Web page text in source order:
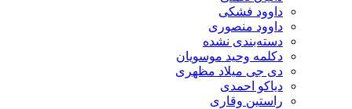
داوود فشکی
داوود منصوری
دسته‌بندی نشده
دکلمه وحید موسویان
دی جی میلاد مظهری
دیاکو احمدی
راستین وقاری